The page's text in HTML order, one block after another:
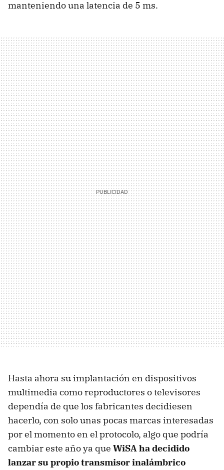
manteniendo una latencia de 5 ms.
Hasta ahora su implantación en dispositivos
multimedia como reproductores o televisores
dependía de que los fabricantes decidiesen
hacerlo, con solo unas pocas marcas interesadas
por el momento en el protocolo, algo que podría
cambiar este año ya que WiSA ha decidido
lanzar su propio transmisor inalámbrico